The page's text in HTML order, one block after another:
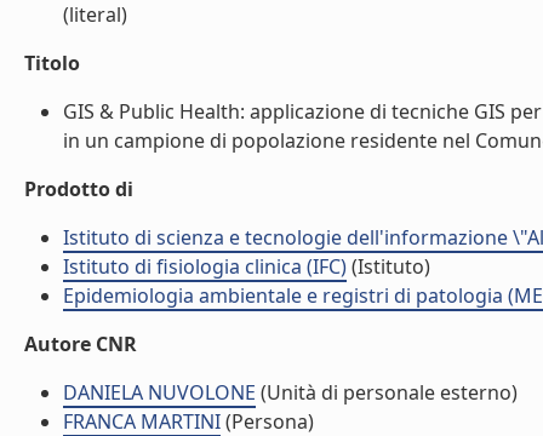
(literal)
Titolo
GIS & Public Health: applicazione di tecniche GIS
in un campione di popolazione residente nel
Prodotto di
Istituto di scienza e tecnologie dell'informazione
Istituto di fisiologia clinica (IFC)(Istituto)
Epidemiologia ambientale e registri di patologia
Autore CNR
DANIELA NUVOLONE (Unità di personale esterno)
FRANCA MARTINI(Persona)